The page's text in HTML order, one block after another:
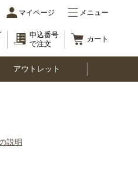
マイページ メニュー
申込番号
で注文
カート
アウトレット
説明